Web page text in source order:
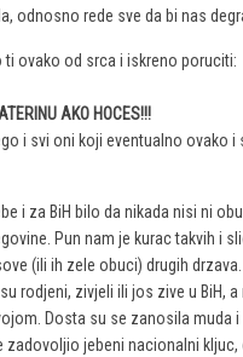
odnosno rede sve da bi nas
ti ovako od srca i iskreno poruciti:
AKO HOCES!!!
i svi oni koji eventualno ovako i
i za BiH bilo da nikada nisi ni
Pun nam je kurac takvih i
(ili ih zele obuci) drugih
rodjeni, zivjeli ili jos zive u BiH, a
Dosta su se zanosila muda
zadovoljio jebeni nacionalni kljuc,